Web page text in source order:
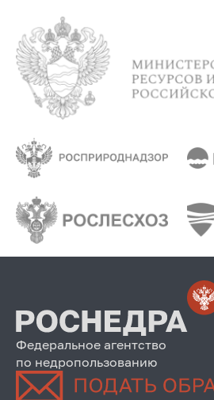
Федеральное агентство
по недропользованию